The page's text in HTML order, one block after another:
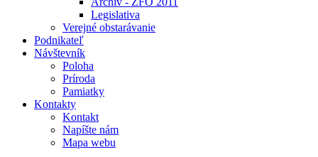
Legislativa
Verejné obstarávanie
Podnikateľ
Návštevník
Poloha
Príroda
Pamiatky
Kontakty
Kontakt
Napíšte nám
Mapa webu